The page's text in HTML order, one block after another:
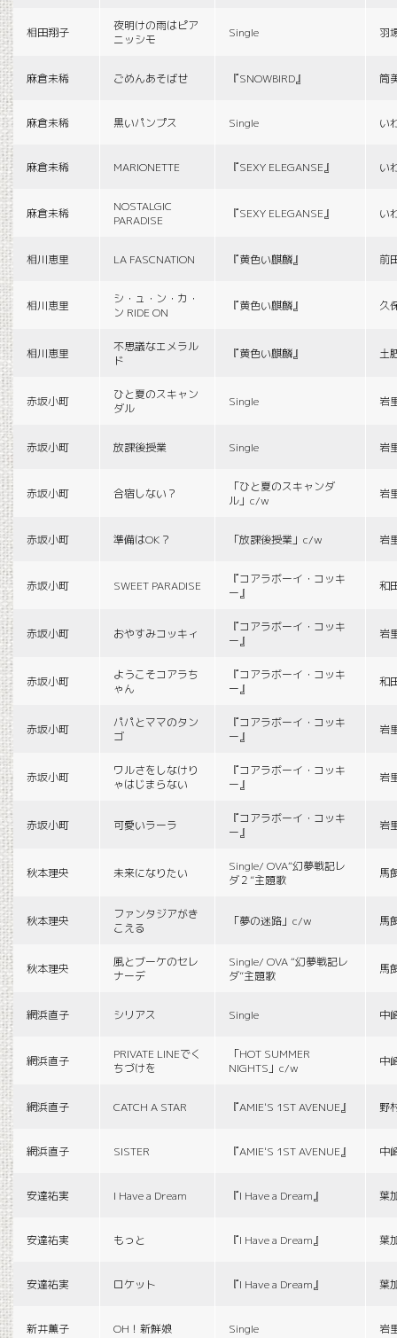
相田翔子
夜明けの雨はピア
ニッシモ
Single 羽
麻倉未稀 ごめんあそばせ 『SNOWBIRD』 筒
麻倉未稀 黒いパンプス Single い
麻倉未稀 MARIONETTE 『SEXY ELEGANSE』 い
麻倉未稀
NOSTALGIC
PARADISE
『SEXY ELEGANSE』 い
相川恵里 LA FASCNATION 『黄色い麒麟』 前
相川恵里
シ・ュ・ン・カ・
ン RIDE ON
『黄色い麒麟』 久
相川恵里
不思議なエメラル
ド
『黄色い麒麟』 土
赤坂小町
ひと夏のスキャン
ダル
Single 岩
赤坂小町 放課後授業 Single 岩
赤坂小町 合宿しない？
「ひと夏のスキャンダ
ル」c/w
岩
赤坂小町 準備はOK？ 「放課後授業」c/w 岩
赤坂小町 SWEET PARADISE
『コアラボーイ・コッキ
ー』
和
赤坂小町 おやすみコッキィ
『コアラボーイ・コッキ
ー』
岩
赤坂小町
ようこそコアラち
ゃん
『コアラボーイ・コッキ
ー』
和
赤坂小町
パパとママのタン
ゴ
『コアラボーイ・コッキ
ー』
岩
赤坂小町
ワルさをしなけり
ゃはじまらない
『コアラボーイ・コッキ
ー』
岩
赤坂小町 可愛いラーラ
『コアラボーイ・コッキ
ー』
岩
秋本理央 未来になりたい
Single/ OVA“幻夢戦記レ
ダ２”主題歌
馬
秋本理央
ファンタジアがき
こえる
「夢の迷路」c/w 馬
秋本理央
風とブーケのセレ
ナーデ
Single/ OVA “幻夢戦記レ
ダ”主題歌
馬
網浜直子 シリアス Single 中
網浜直子
PRIVATE LINEでく
ちづけを
「HOT SUMMER
NIGHTS」c/w
中
網浜直子 CATCH A STAR 『AMIE'S 1ST AVENUE』 野
網浜直子 SISTER 『AMIE'S 1ST AVENUE』 中
安達祐実 I Have a Dream 『I Have a Dream』 葉
安達祐実 もっと 『I Have a Dream』 葉
安達祐実 ロケット 『I Have a Dream』 葉
新井薫子 OH！新鮮娘 Single 岩